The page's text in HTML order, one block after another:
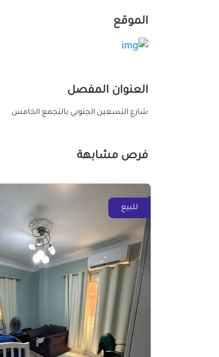
الموقع
العنوان المفصل
شارع التسعين الجنوبي بالتجمع الخامس
فرص مشابهة
للبيع